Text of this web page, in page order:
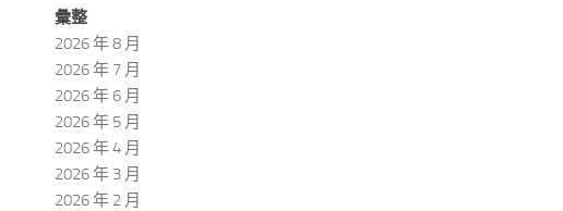
彙整
2026 年 8 月
2026 年 7 月
2026 年 6 月
2026 年 5 月
2026 年 4 月
2026 年 3 月
2026 年 2 月